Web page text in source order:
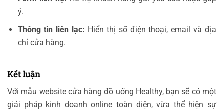
ý.
Thông tin liên lạc: Hiển thị số điện thoại, email và địa
chỉ cửa hàng.
Kết luận
Với mẫu website cửa hàng đồ uống Healthy, bạn sẽ có một
giải pháp kinh doanh online toàn diện, vừa thể hiện sự